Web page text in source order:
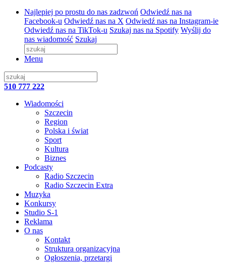
Najlepiej po prostu do nas zadzwoń Odwiedź nas na
Facebook-u Odwiedź nas na X Odwiedź nas na Instagram-ie
Odwiedź nas na TikTok-u Szukaj nas na Spotify Wyślij do
nas wiadomość Szukaj
Menu
510 777 222
Wiadomości
Szczecin
Region
Polska i świat
Sport
Kultura
Biznes
Podcasty
Radio Szczecin
Radio Szczecin Extra
Muzyka
Konkursy
Studio S-1
Reklama
O nas
Kontakt
Struktura organizacyjna
Ogłoszenia, przetargi